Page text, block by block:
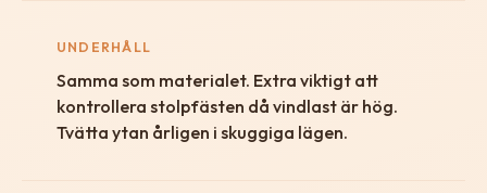
UNDERHÅLL
Samma som materialet. Extra viktigt att
kontrollera stolpfästen då vindlast är hög.
Tvätta ytan årligen i skuggiga lägen.